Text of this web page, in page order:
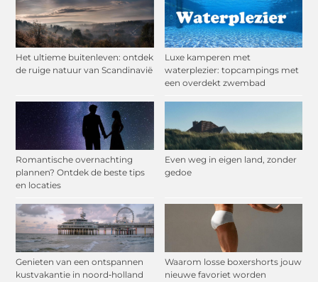
Het ultieme buitenleven: ontdek
de ruige natuur van Scandinavië
Luxe kamperen met
waterplezier: topcampings met
een overdekt zwembad
Romantische overnachting
plannen? Ontdek de beste tips
en locaties
Even weg in eigen land, zonder
gedoe
Genieten van een ontspannen
kustvakantie in noord‑holland
Waarom losse boxershorts jouw
nieuwe favoriet worden